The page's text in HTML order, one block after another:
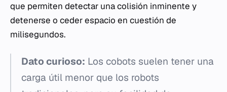
que permiten detectar una colisión inminente y
detenerse o ceder espacio en cuestión de
milisegundos.
Dato curioso: Los cobots suelen tener una
carga útil menor que los robots